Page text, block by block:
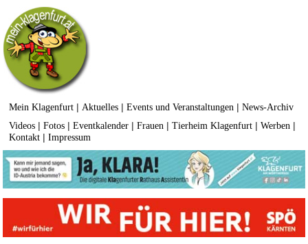
Mein Klagenfurt | Aktuelles |Events und Veranstaltungen |News-Archiv
Videos |Fotos |Eventkalender |Frauen |Tierheim Klagenfurt |Werben |
Kontakt |Impressum